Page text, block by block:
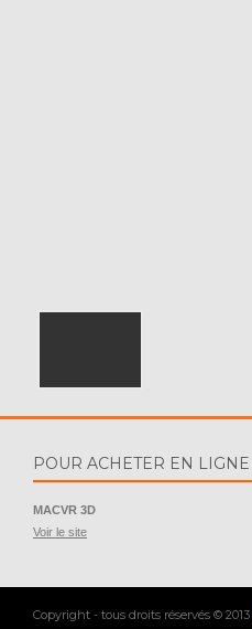
POUR ACHETER EN LIGNE
MACVR 3D
Voir le site
Copyright - tous droits réservés © 2013